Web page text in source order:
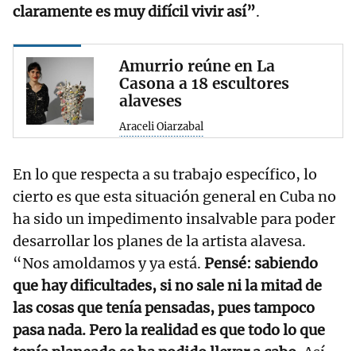
claramente es muy difícil vivir así”.
Amurrio reúne en La
Casona a 18 escultores
alaveses
Araceli Oiarzabal
En lo que respecta a su trabajo específico, lo
cierto es que esta situación general en Cuba no
ha sido un impedimento insalvable para poder
desarrollar los planes de la artista alavesa.
“Nos amoldamos y ya está. Pensé: sabiendo
que hay dificultades, si no sale ni la mitad de
las cosas que tenía pensadas, pues tampoco
pasa nada. Pero la realidad es que todo lo que